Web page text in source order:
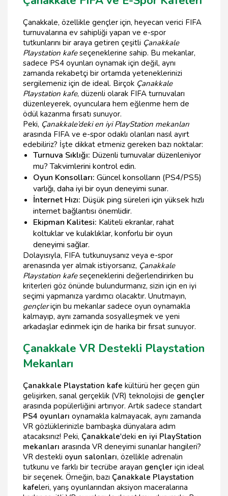
Çanakkale, özellikle gençler için, heyecan verici FIFA
turnuvalarına ev sahipliği yapan ve e-spor
tutkunlarını bir araya getiren çeşitli Çanakkale
Playstation kafeseçeneklerine sahip. Bu mekanlar,
sadece PS4 oyunları oynamak için değil, aynı
zamanda rekabetçi bir ortamda yeteneklerinizi
sergilemeniz için de ideal. Birçok Çanakkale
Playstation kafe, düzenli olarak FIFA turnuvaları
düzenleyerek, oyunculara hem eğlenme hem de
ödül kazanma fırsatı sunuyor.
Peki, Çanakkale’deki en iyi PlayStation mekanları
arasında FIFA ve e-spor odaklı olanları nasıl ayırt
edebiliriz? İşte dikkat etmeniz gereken bazı noktalar:
Turnuva Sıklığı: Düzenli turnuvalar düzenleniyor
mu? Takvimlerini kontrol edin.
Oyun Konsolları: Güncel konsolların (PS4/PS5)
varlığı, daha iyi bir oyun deneyimi sunar.
İnternet Hızı: Düşük ping süreleri için yüksek hızlı
internet bağlantısı önemlidir.
Ekipman Kalitesi: Kaliteli ekranlar, rahat
koltuklar ve kulaklıklar, konforlu bir oyun
deneyimi sağlar.
Dolayısıyla, FIFA tutkunuysanız veya e-spor
arenasında yer almak istiyorsanız, Çanakkale
Playstation kafeseçeneklerini değerlendirirken bu
kriterleri göz önünde bulundurmanız, sizin için en iyi
seçimi yapmanıza yardımcı olacaktır. Unutmayın,
gençleriçin bu mekanlar sadece oyun oynamakla
kalmayıp, aynı zamanda sosyalleşmek ve yeni
arkadaşlar edinmek için de harika bir fırsat sunuyor.
Çanakkale VR Destekli Playstation
Mekanları
Çanakkale Playstation kafe kültürü her geçen gün
gelişirken, sanal gerçeklik (VR) teknolojisi de gençler
arasında popülerliğini artırıyor. Artık sadece standart
PS4 oyunları oynamakla kalmayacak, aynı zamanda
VR gözlüklerinizle bambaşka dünyalara adım
atacaksınız! Peki, Çanakkale'deki en iyi PlayStation
mekanları arasında VR deneyimi sunanlar hangileri?
VR destekli oyun salonları, özellikle adrenalin
tutkunu ve farklı bir tecrübe arayan gençler için ideal
bir seçenek. Örneğin, bazı Çanakkale Playstation
kafeleri, yarış oyunlarından aksiyon maceralarına